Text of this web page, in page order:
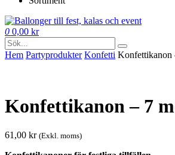
0 0,00 kr
Hem Party­­produkter Konfetti Konfettikanon
Konfettikanon – 7
61,00 kr (Exkl. moms)